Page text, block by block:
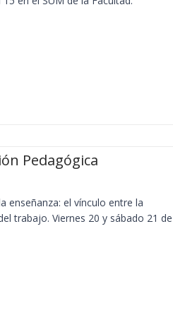
Pedagógica
enseñanza: el vínculo entre la
trabajo. Viernes 20 y sábado 21 de